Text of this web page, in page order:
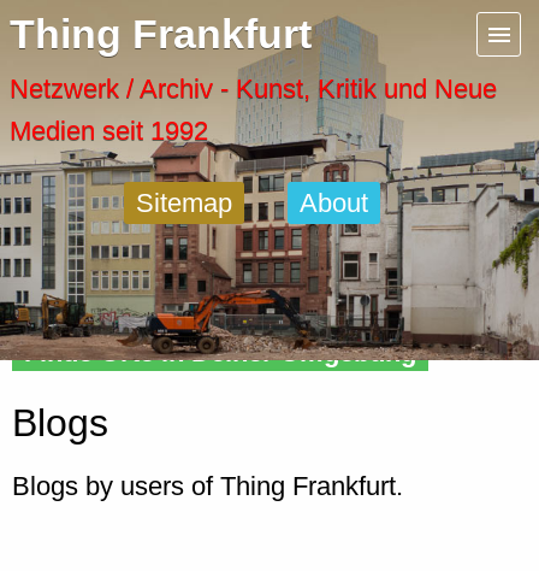
Thing Frankfurt
Netzwerk / Archiv - Kunst, Kritik und Neue
Medien seit 1992
Sitemap About
Finde Orte in Deiner Umgebung
Blogs
Blogs by users of Thing Frankfurt.
Menu
Artspaces
Cool Places
Frankfurt Diary
Activity
Recent Posts
Home